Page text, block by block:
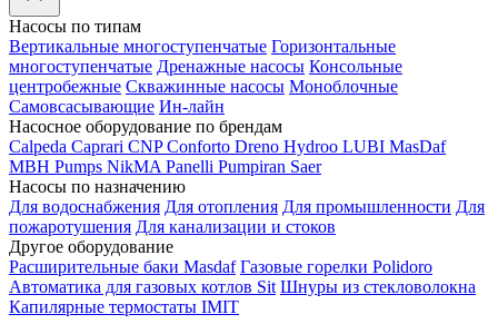
Насосы по типам
Вертикальные многоступенчатые Горизонтальные
многоступенчатые Дренажные насосы Консольные
центробежные Скважинные насосы Моноблочные
Самовсасывающие Ин-лайн
Насосное оборудование по брендам
Calpeda Caprari CNP Conforto Dreno Hydroo LUBI MasDaf
MBH Pumps NikMA Panelli Pumpiran Saer
Насосы по назначению
Для водоснабжения Для отопления Для промышленности Для
пожаротушения Для канализации и стоков
Другое оборудование
Расширительные баки Masdaf Газовые горелки Polidoro
Автоматика для газовых котлов Sit Шнуры из стекловолокна
Капилярные термостаты IMIT